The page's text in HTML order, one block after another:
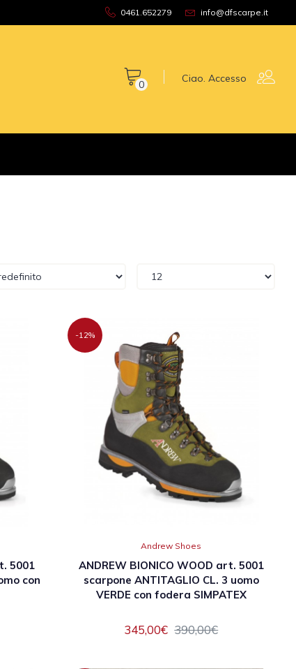
0461.652279 info@dfscarpe.it
Ciao. Accesso
0
5001
con
-12%
Andrew Shoes
ANDREW BIONICO WOOD art. 5001
scarpone ANTITAGLIO CL. 3 uomo
VERDE con fodera SIMPATEX
345,00€ 390,00€